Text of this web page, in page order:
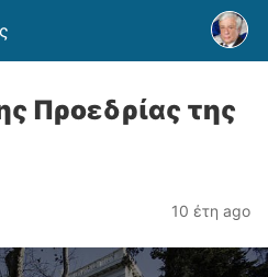
Προεδρίας της
10 έτη ago